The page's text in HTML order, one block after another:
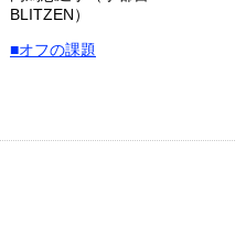
BLITZEN）
■オフの課題